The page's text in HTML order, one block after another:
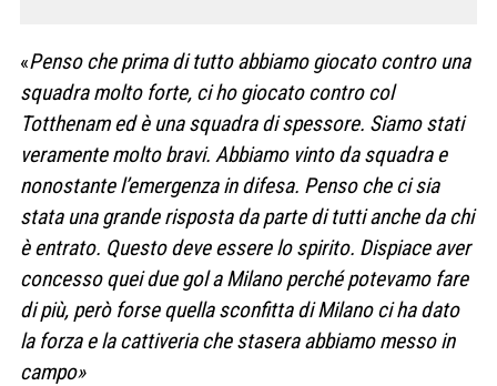
«Penso che prima di tutto abbiamo giocato contro una
squadra molto forte, ci ho giocato contro col
Totthenam ed è una squadra di spessore. Siamo stati
veramente molto bravi. Abbiamo vinto da squadra e
nonostante l’emergenza in difesa. Penso che ci sia
stata una grande risposta da parte di tutti anche da chi
è entrato. Questo deve essere lo spirito. Dispiace aver
concesso quei due gol a Milano perché potevamo fare
di più, però forse quella sconfitta di Milano ci ha dato
la forza e la cattiveria che stasera abbiamo messo in
campo»